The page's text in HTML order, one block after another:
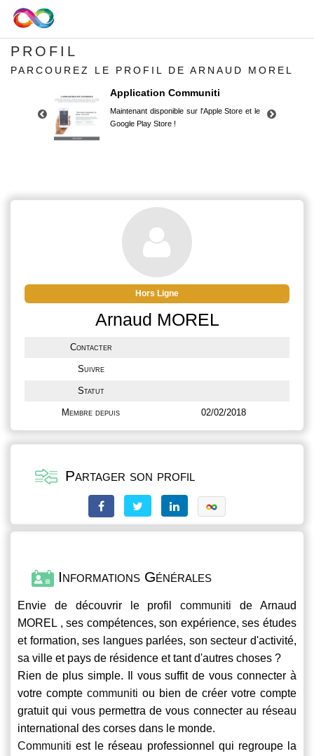
PROFIL
PARCOUREZ LE PROFIL DE ARNAUD MOREL
Application Communiti
Maintenant disponible sur l'Apple Store et le
Google Play Store !
Google Play Store !
Hors Ligne
Arnaud MOREL
Contacter
Suivre
Statut
Membre depuis 02/02/2018
Partager son profil
Informations Générales
Envie de découvrir le profilcommuniti de Arnaud
MOREL , ses compétences, son expérience, ses études
et formation, ses langues parlées, son secteur d'activité,
sa ville et pays de résidence et tant d'autres choses ?
Rien de plus simple. Il vous suffit de vous connecter à
votre compte communiti ou bien de créer votre compte
gratuit qui vous permettra de vous connecter au réseau
international des corses dans le monde.
Communiti est le réseau professionnel qui regroupe la